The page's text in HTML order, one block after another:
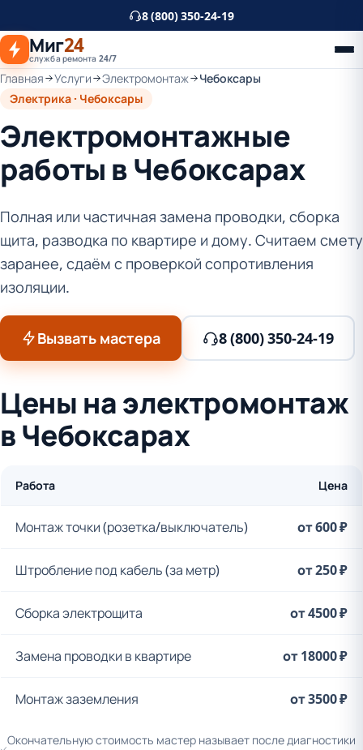
основному
контенту
8 (800) 350-24-19
Миг24
служба ремонта 24/7
Главная Услуги Электромонтаж
Чебоксары
Электрика · Чебоксары
Электромонтажные
работы в Чебоксарах
Полная или частичная замена проводки, сборка
щита, разводка по квартире и дому. Считаем смету
заранее, сдаём с проверкой сопротивления
изоляции.
Вызвать мастера 8 (800) 350-24-19
Цены на электромонтаж
в Чебоксарах
Работа Цена
Монтаж точки (розетка/выключатель) от 600 ₽
Штробление под кабель (за метр) от 250 ₽
Сборка электрощита от 4500 ₽
Замена проводки в квартире от 18000 ₽
Монтаж заземления от 3500 ₽
Окончательную стоимость мастер называет после диагностики